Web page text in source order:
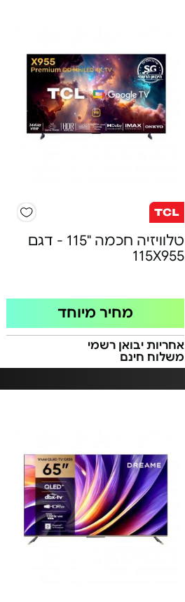
טלוויזיה חכמה "115 - דגם
115X955
מחיר מיוחד
אחריות יבואן רשמי
משלוח חינם